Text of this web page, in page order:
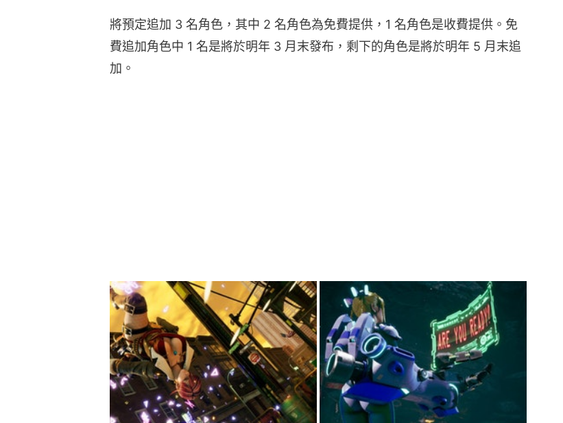
將預定追加 3 名角色，其中 2 名角色為免費提供，1 名角色是收費提供。免
費追加角色中 1 名是將於明年 3 月末發布，剩下的角色是將於明年 5 月末追
加。
追加更新
將於明年 1 月初，適用在日本啟動的街機版的修正內容、更新一部分的技術
與系統調整。將於 2 月中旬更新追加音樂等的補丁。